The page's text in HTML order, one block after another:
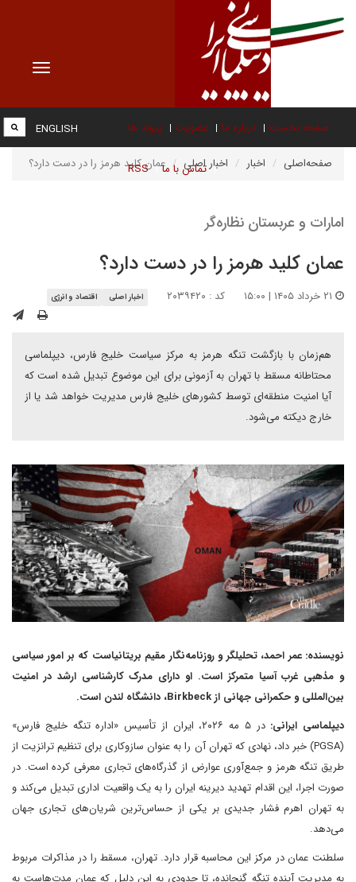
Toggle
صفحه نخست درباره ما عضویت پیوند ها
تماس با ما RSS
ENGLISH
صفحه‌اصلی اخبار اخبار اصلی عمان کلید هرمز را در دست دارد؟
امارات و عربستان نظاره‌گر
عمان کلید هرمز را در دست دارد؟
کد : ۲۰۳۹۴۲۰ اخبار اصلی اقتصاد و انرژی
هم‌زمان با بازگشت تنگه هرمز به مرکز سیاست خلیج فارس، دیپلماسی
محتاطانه مسقط با تهران به آزمونی برای این موضوع تبدیل شده است که
آیا امنیت منطقه‌ای توسط کشورهای خلیج فارس مدیریت خواهد شد یا از
خارج دیکته می‌شود.
نویسنده: عمر احمد، تحلیلگر و روزنامه‌نگار مقیم بریتانیاست که بر امور سیاسی
و مذهبی غرب آسیا متمرکز است. او دارای مدرک کارشناسی ارشد در امنیت
بین‌المللی و حکمرانی جهانی از Birkbeck، دانشگاه لندن است.
دیپلماسی ایرانی:
در ۵ مه ۲۰۲۶، ایران از تأسیس «اداره تنگه خلیج فارس»
(PGSA) خبر داد، نهادی که تهران آن را به عنوان سازوکاری برای تنظیم ترانزیت از
طریق تنگه هرمز و جمع‌آوری عوارض از گذرگاه‌های تجاری معرفی کرده است. در
صورت اجرا، این اقدام تهدید دیرینه ایران را به یک واقعیت اداری تبدیل می‌کند و
به تهران اهرم فشار جدیدی بر یکی از حساس‌ترین شریان‌های تجاری جهان
می‌دهد.
سلطنت عمان در مرکز این محاسبه قرار دارد. تهران، مسقط را در مذاکرات مربوط
به مدیریت آینده تنگه گنجانده، تا حدودی به این دلیل که عمان مدت‌هاست به